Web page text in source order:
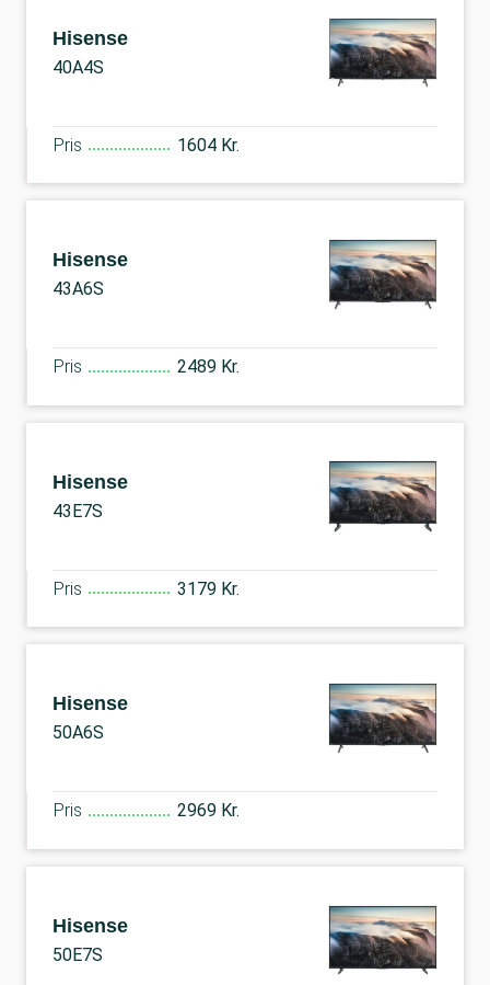
Hisense
40A4S
Pris 1604 Kr.
Hisense
43A6S
Pris 2489 Kr.
Hisense
43E7S
Pris 3179 Kr.
Hisense
50A6S
Pris 2969 Kr.
Hisense
50E7S